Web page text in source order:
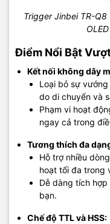
Trigger Jinbei TR-
Điểm Nổi Bật
Kết nối không dây
Loại bỏ sự
do di chuyển và
Phạm vi hoạt
ngay cả trong
Tương thích đa
Hỗ trợ nhiều
hoạt tối đa trong
Dễ dàng tích
bạn.
Chế độ TTL và HSS: